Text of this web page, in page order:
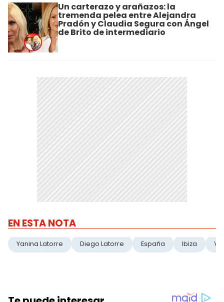
Un carterazo y arañazos: la
tremenda pelea entre Alejandra
Pradón y Claudia Segura con Ángel
de Brito de intermediario
EN ESTA NOTA
Yanina Latorre Diego Latorre España Ibiza